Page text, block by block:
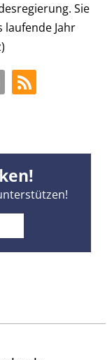
Sie
laufende Jahr